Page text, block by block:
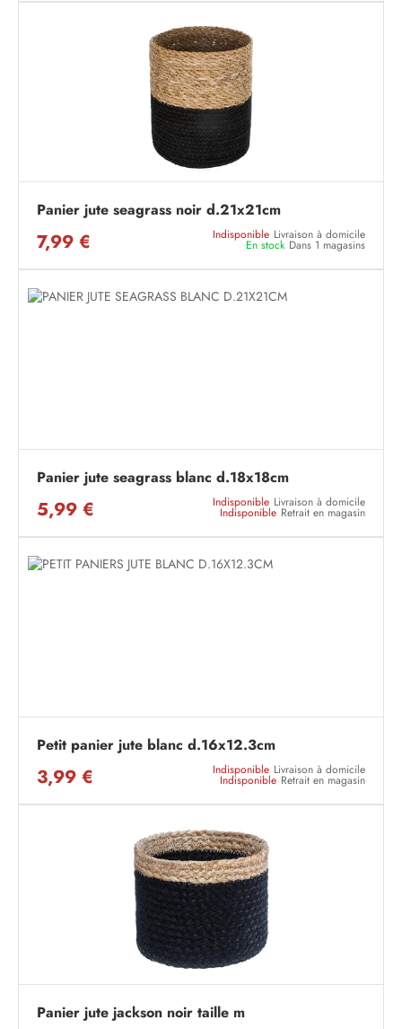
Panier jute seagrass noir d.21x21cm
7,99 € Indisponible Livraison à domicile
En stock Dans 1 magasins
Panier jute seagrass blanc d.18x18cm
5,99 € Indisponible Livraison à domicile
Indisponible Retrait en magasin
Petit panier jute blanc d.16x12.3cm
3,99 € Indisponible Livraison à domicile
Indisponible Retrait en magasin
Panier jute jackson noir taille m